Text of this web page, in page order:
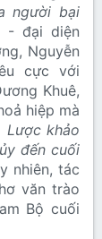
người bại
- đại diện
Nguyễn
cực với
Khuê,
hiệp mà
Lược khảo
đến cuối
nhiên, tác
văn trào
Bộ cuối